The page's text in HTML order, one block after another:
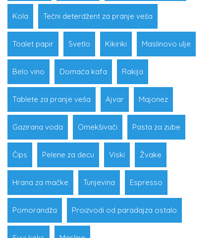
Kola Tečni deterdžent za pranje veša
Toalet papir Svetlo Kikiriki Maslinovo ulje
Belo vino Domaća kafa Rakija
Tablete za pranje veša Ajvar Majonez
Gazirana voda Omekšivači Pasta za zube
Čips Pelene za decu Viski Žvake
Hrana za mačke Tunjevina Espresso
Pomorandža Proizvodi od paradajza ostalo